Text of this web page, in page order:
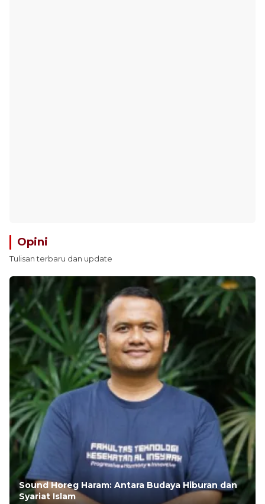
Opini
Tulisan terbaru dan update
Sound Horeg Haram: Antara Budaya Hiburan dan
Syariat Islam